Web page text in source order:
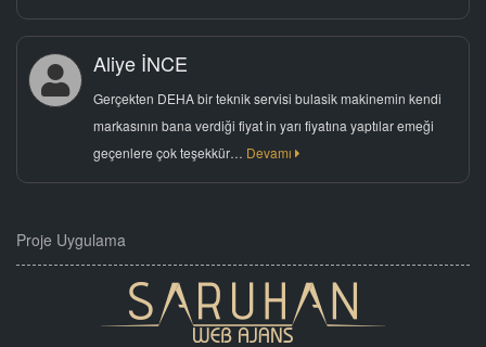
Aliye İNCE
Gerçekten DEHA bir teknik servisi bulasik makinemin kendi
markasının bana verdiği fiyat in yarı fiyatına yaptılar emeği
geçenlere çok teşekkür… Devamı
Proje Uygulama